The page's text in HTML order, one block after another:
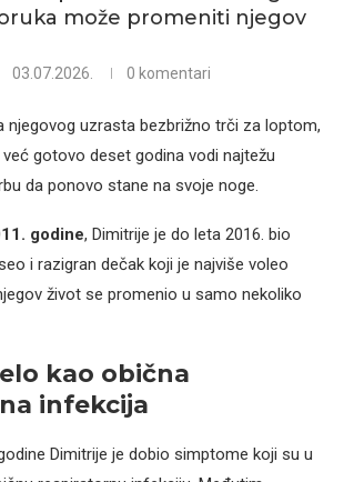
može promeniti njegov
03.07.2026. 0 komentari
njegovog uzrasta bezbrižno trči za loptom,
već gotovo deset godina vodi najtežu
da ponovo stane na svoje noge.
godine, Dimitrije je do leta 2016. bio
i razigran dečak koji je najviše voleo
život se promenio u samo nekoliko
kao obična
infekcija
Dimitrije je dobio simptome koji su u